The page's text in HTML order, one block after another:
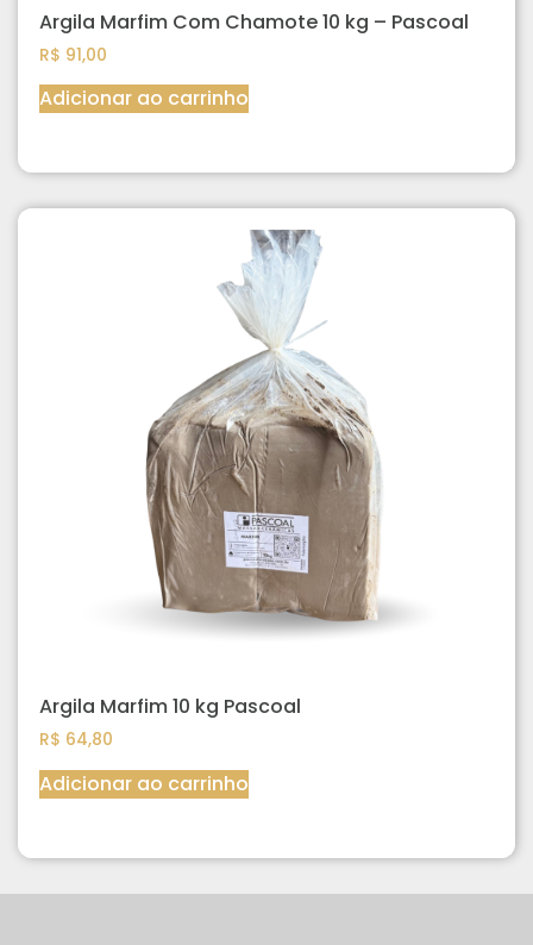
Argila Marfim Com Chamote 10 kg – Pascoal
R$ 91,00
Adicionar ao carrinho
Argila Marfim 10 kg Pascoal
R$ 64,80
Adicionar ao carrinho